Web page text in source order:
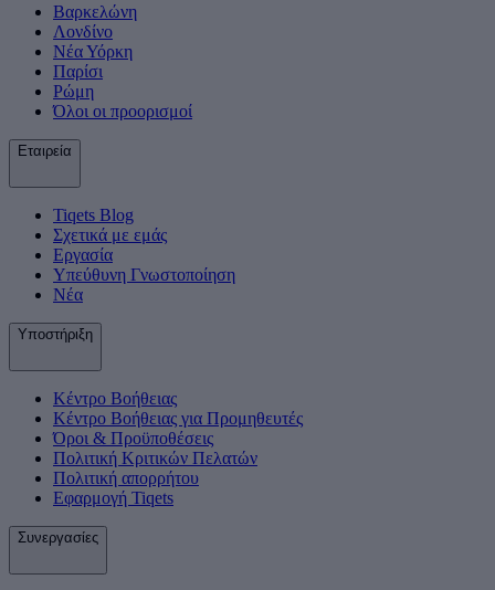
Βαρκελώνη
Λονδίνο
Νέα Υόρκη
Παρίσι
Ρώμη
Όλοι οι προορισμοί
Εταιρεία
Tiqets Βlog
Σχετικά με εμάς
Εργασία
Υπεύθυνη Γνωστοποίηση
Νέα
Υποστήριξη
Κέντρο Βοήθειας
Κέντρο Βοήθειας για Προμηθευτές
Όροι & Προϋποθέσεις
Πολιτική Κριτικών Πελατών
Πολιτική απορρήτου
Εφαρμογή Tiqets
Συνεργασίες